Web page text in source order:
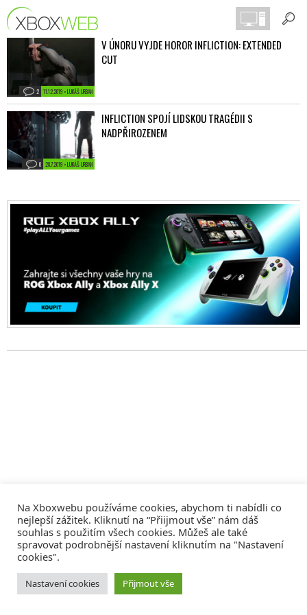
11.12.2019 • LUKÁŠ URBAN
2
V ÚNORU VYJDE HOROR INFLICTION: EXTENDED
CUT
28.7.2019 • LUKÁŠ URBAN
0
INFLICTION SPOJÍ LIDSKOU TRAGÉDII S
NADPŘIROZENEM
Tvorba webů a sociální služby
Reklama – Inzerce –
Na Xboxwebu používáme cookies, abychom ti nabídli co
nejlepší zážitek. Kliknutí na “Přiijmout vše” nám dáš
souhlas s použitím všech cookies. Můžeš ale také
spravovat podrobnější nastavení kliknutím na "Nastavení
cookies".
Nastavení cookies Přijmout vše